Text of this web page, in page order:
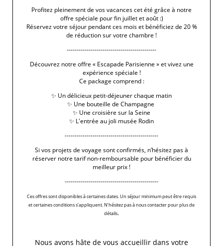
Profitez pleinement de vos vacances cet été grâce à notre
offre spéciale pour fin juillet et août :)
Réservez votre séjour pendant ces mois et bénéficiez de 20 %
de réduction sur votre chambre !
---------------------------------------------
Découvrez notre offre « Escapade Parisienne » et vivez une
expérience spéciale !
Ce package comprend :
✨ Un délicieux petit-déjeuner chaque matin
✨ Une bouteille de Champagne
✨ Une croisière sur la Seine
✨ L'entrée au joli musée Rodin
-----------------------------------------------
Si vos projets de voyage sont confirmés, n’hésitez pas à
réserver notre tarif non-remboursable pour bénéficier du
meilleur prix !
-----------------------------------------------
Ces offres sont disponibles à certaines dates. Un séjour minimum peut être requis
et certaines conditions s’appliquent. N’hésitez pas à nous contacter pour plus de
détails.
Nous avons hâte de vous accueillir dans votre